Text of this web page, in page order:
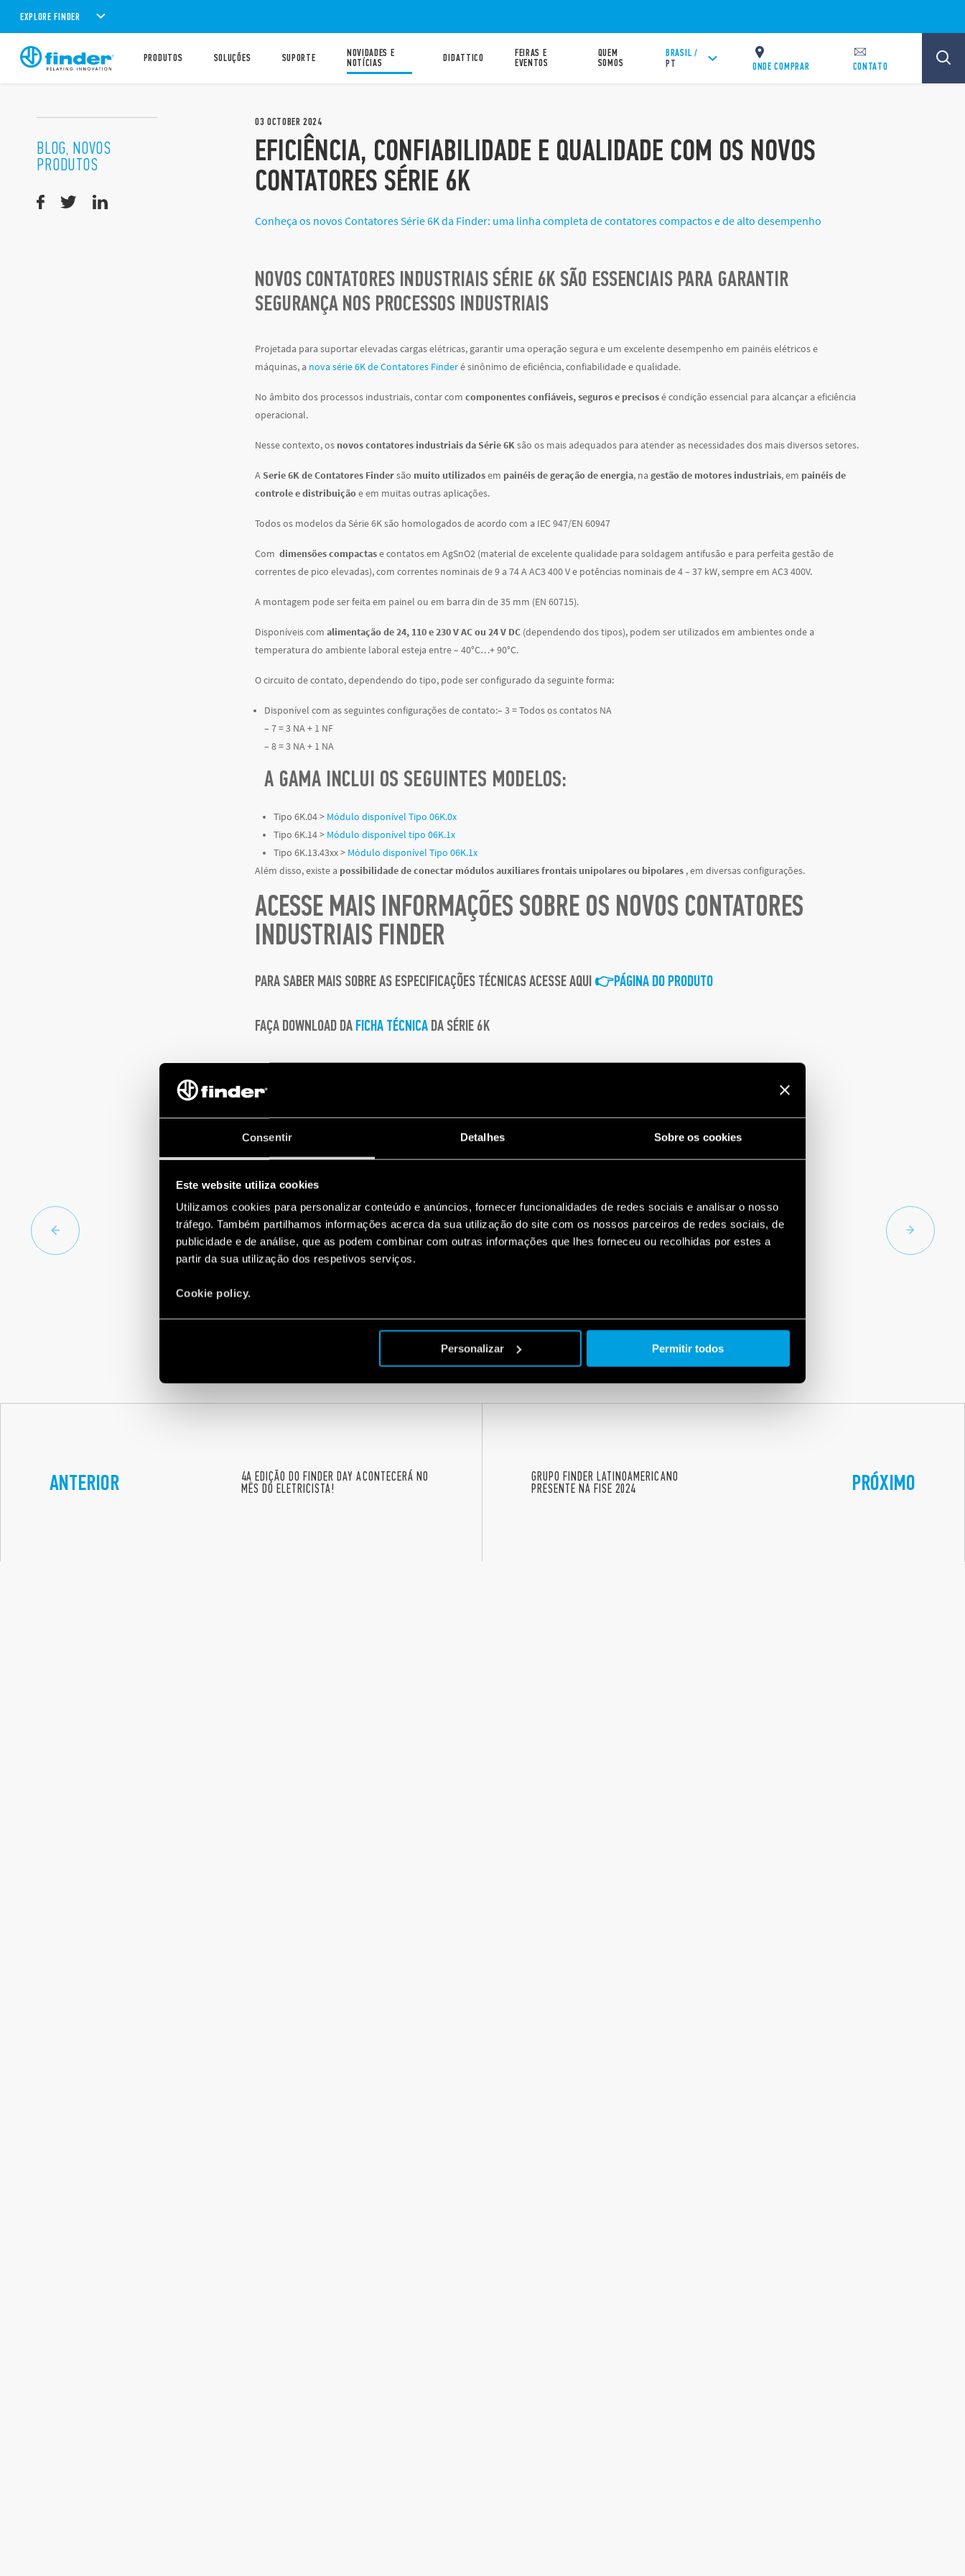
Consentir Detalhes Sobre os cookies
Este website utiliza cookies
Utilizamos cookies para personalizar conteúdo e anúncios, fornecer funcionalidades de redes sociais e analisar o nosso
tráfego. Também partilhamos informações acerca da sua utilização do site com os nossos parceiros de redes sociais, de
publicidade e de análise, que as podem combinar com outras informações que lhes forneceu ou recolhidas por estes a
partir da sua utilização dos respetivos serviços.
Cookie policy.
Personalizar Permitir todos
EXPLORE FINDER
PRODUTOS SOLUÇÕES SUPORTE
NOVIDADES E
NOTÍCIAS
DIDATTICO
FEIRAS E
EVENTOS
QUEM
SOMOS
BRASIL /
PT
ONDE COMPRAR CONTATO
03 OCTOBER 2024
EFICIÊNCIA, CONFIABILIDADE E QUALIDADE COM OS NOVOS
CONTATORES SÉRIE 6K
Conheça os novos Contatores Série 6K da Finder: uma linha completa de contatores compactos e de alto desempenho
NOVOS CONTATORES INDUSTRIAIS SÉRIE 6K SÃO ESSENCIAIS PARA GARANTIR
SEGURANÇA NOS PROCESSOS INDUSTRIAIS
Projetada para suportar elevadas cargas elétricas, garantir uma operação segura e um excelente desempenho em painéis elétricos e
máquinas, a nova série 6K de Contatores Finderé sinônimo de eficiência, confiabilidade e qualidade.
No âmbito dos processos industriais, contar comcomponentes confiáveis, seguros e precisosé condição essencial para alcançar a eficiência
operacional.
Nesse contexto, os novos contatores industriais da Série 6Ksão os mais adequados para atender as necessidades dos mais diversos setores.
A Serie 6K de Contatores Findersão muito utilizadosem painéis de geração de energia, nagestão de motores industriais, em painéis de
controle e distribuiçãoe em muitas outras aplicações.
Todos os modelos da Série 6K são homologados de acordo com a IEC 947/EN 60947
Comdimensões compactase contatos em AgSnO2 (material de excelente qualidade para soldagem antifusão e para perfeita gestão de
correntes de pico elevadas), com correntes nominais de 9 a 74 A AC3 400 V e potências nominais de 4 – 37 kW, sempre em AC3 400V.
A montagem pode ser feita em painel ou em barra din de 35 mm (EN 60715).
Disponíveis comalimentação de 24, 110 e 230 V AC ou 24 V DC (dependendo dos tipos), podem ser utilizados em ambientes onde a
temperatura do ambiente laboral esteja entre – 40°C…+ 90°C.
O circuito de contato, dependendo do tipo, pode ser configurado da seguinte forma:
Disponível com as seguintes configurações de contato:– 3 = Todos os contatos NA
– 7 = 3 NA + 1 NF
– 8 = 3 NA + 1 NA
A GAMA INCLUI OS SEGUINTES MODELOS:
Tipo 6K.04 >Módulo disponível Tipo 06K.0x
Tipo 6K.14 > Módulo disponível tipo 06K.1x
Tipo 6K.13.43xx >Módulo disponível Tipo 06K.1x
Além disso, existe a possibilidade de conectar módulos auxiliares frontais unipolares ou bipolares , em diversas configurações.
ACESSE MAIS INFORMAÇÕES SOBRE OS NOVOS CONTATORES
INDUSTRIAIS FINDER
PARA SABER MAIS SOBRE AS ESPECIFICAÇÕES TÉCNICAS ACESSE AQUI👉PÁGINA DO PRODUTO
FAÇA DOWNLOAD DAFICHA TÉCNICADA SÉRIE 6K
Finder, especialista na fabricação de relés.
BLOG, NOVOS
PRODUTOS
ANTERIOR
4A EDIÇÃO DO FINDER DAY ACONTECERÁ NO
MÊS DO ELETRICISTA!
PRÓXIMO
GRUPO FINDER LATINOAMERICANO
PRESENTE NA FISE 2024